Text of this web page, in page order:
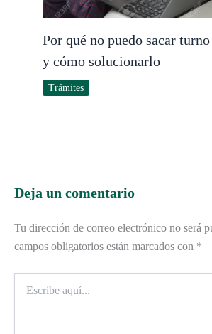
Por qué no puedo sacar
y cómo solucionarlo
Trámites
Deja un comentario
Tu dirección de correo electrónico no será
campos obligatorios están marcados con *
aquí...